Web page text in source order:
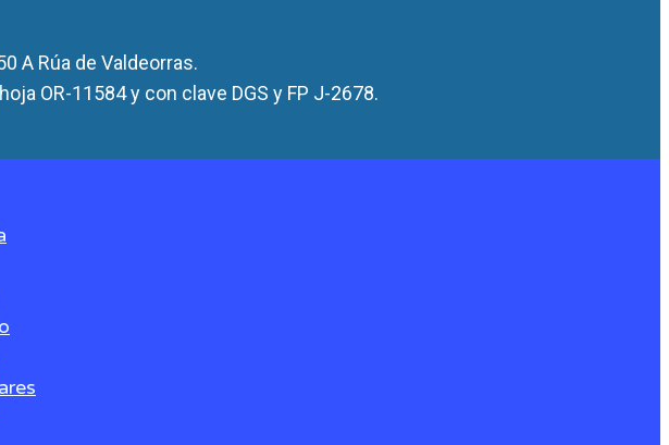
A Rúa de Valdeorras.
OR-11584 y con clave DGS y FP J-2678.